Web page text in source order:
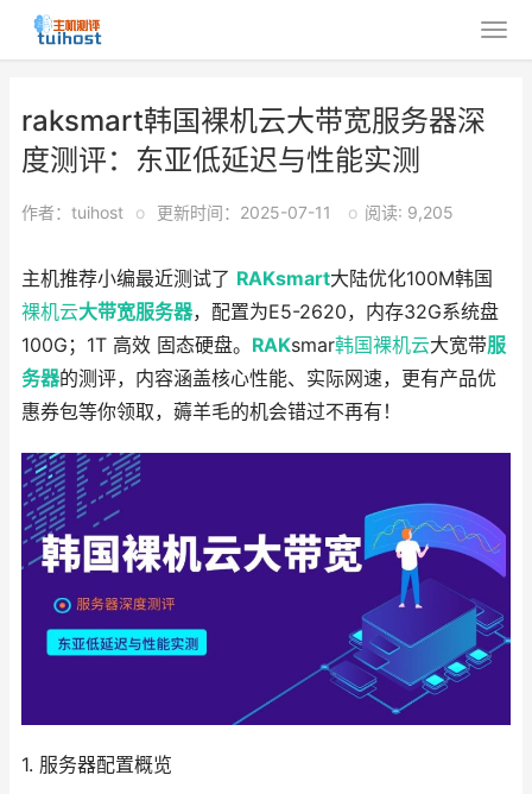
raksmart韩国裸机云大带宽服务器深
度测评：东亚低延迟与性能实测
作者：tuihost o 更新时间：2025-07-11 o 阅读: 9,205
主机推荐小编最近测试了 RAKsmart大陆优化100M韩国
裸机云大带宽服务器，配置为E5-2620，内存32G系统盘
100G；1T 高效 固态硬盘。 RAKsmar韩国裸机云大宽带服
务器的测评，内容涵盖核心性能、实际网速，更有产品优
惠券包等你领取，薅羊毛的机会错过不再有！
1. 服务器配置概览